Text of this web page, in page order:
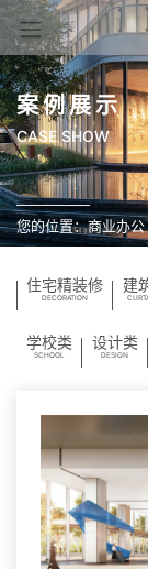
案例展示
CASE SHOW
您的位置：商业办公
住宅精装修
DECORATION
建
学校类
SCHOOL
设计类
DESIGN